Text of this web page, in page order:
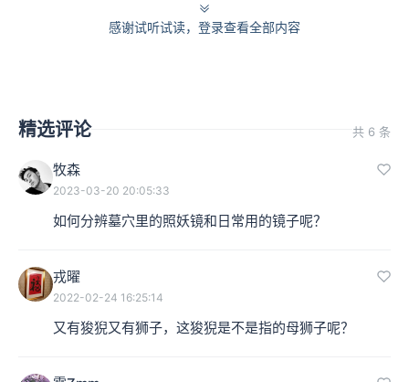
在的青铜镜。今天我们说光可鉴人，这个“鉴”字，就是古
大家可以看看文稿页中的第一个甲骨文，第一个是我们今
天经常使用的监视的“监”字，老老实实的一个象形字：上
感谢试听试读，登录查看全部内容
精选评论 共 6 条
牧森
2023-03-20 20:05:33
如何分辨墓穴里的照妖镜和日常用的镜子呢？
戎曜
2022-02-24 16:25:14
又有狻猊又有狮子，这狻猊是不是指的母狮子呢？